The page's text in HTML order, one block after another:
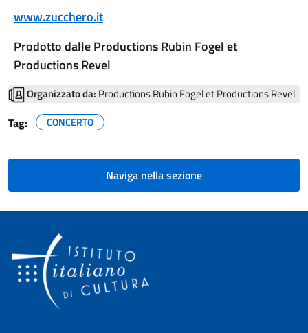
www.zucchero.it
Prodotto dalle Productions Rubin Fogel et
Productions Revel
Organizzato da: Productions Rubin Fogel et Productions Revel
Tag: CONCERTO
Naviga nella sezione